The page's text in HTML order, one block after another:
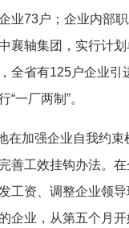
业73户；企业内部
襄轴集团，实行计
全省有125户企业
“一厂两制”。
在加强企业自我约
善工效挂钩办法。
工资、调整企业领
的企业，从第五个月